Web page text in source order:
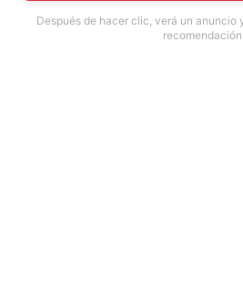
Después de hacer clic, verá un anuncio